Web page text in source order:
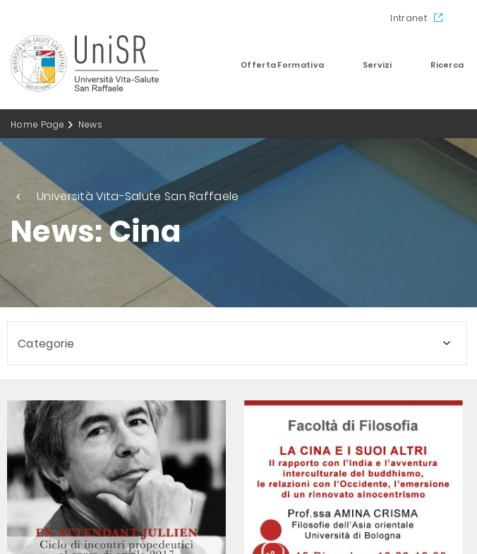
Intranet
Offerta Formativa Servizi Ricerca
Home Page News
Università Vita-Salute San Raffaele
News: Cina
Categorie